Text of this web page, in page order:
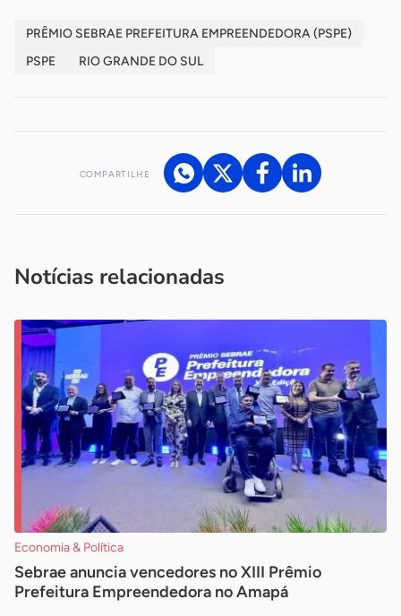
PRÊMIO SEBRAE PREFEITURA EMPREENDEDORA (PSPE)
PSPE
RIO GRANDE DO SUL
COMPARTILHE
Notícias relacionadas
Economia & Política
Sebrae anuncia vencedores no XIII Prêmio
Prefeitura Empreendedora no Amapá